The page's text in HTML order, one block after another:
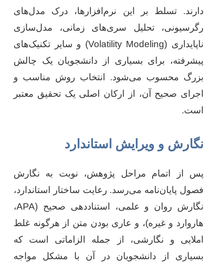
دارند. تسلط بر این نرم‌افزارها، درک مدل‌های
رگرسیونی، تحلیل سری‌های زمانی، مدل‌سازی
ناپایداری (Volatility Modeling) و سایر تکنیک‌های
پیشرفته، برای بسیاری از دانشجویان یک چالش
بزرگ محسوب می‌شود. انتخاب روش مناسب و
اجرای صحیح آن، از ارکان اصلی یک تحقیق معتبر
است.
نگارش و ویرایش استاندارد
پس از اتمام مراحل پژوهش، نوبت به نگارش
فصول پایان‌نامه می‌رسد. رعایت ساختار استاندارد،
نگارش روان و علمی، استناددهی صحیح (APA،
هاروارد و غیره)، و عاری بودن متن از هرگونه غلط
املایی و نگارشی، از جمله الزاماتی است که
بسیاری از دانشجویان در آن با مشکل مواجه